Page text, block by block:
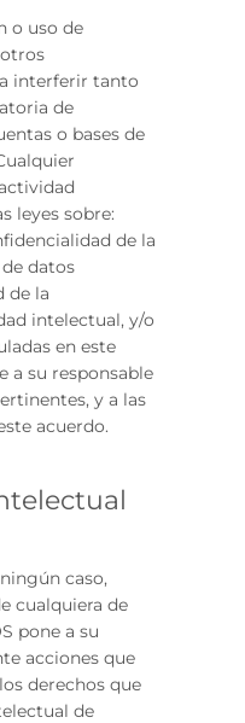
o uso de
interferir tanto
de
o bases de
leyes sobre:
de la
datos
de la
intelectual, y/o
en este
a su responsable
y a las
acuerdo.
caso,
cualquiera de
pone a su
acciones que
derechos que
de